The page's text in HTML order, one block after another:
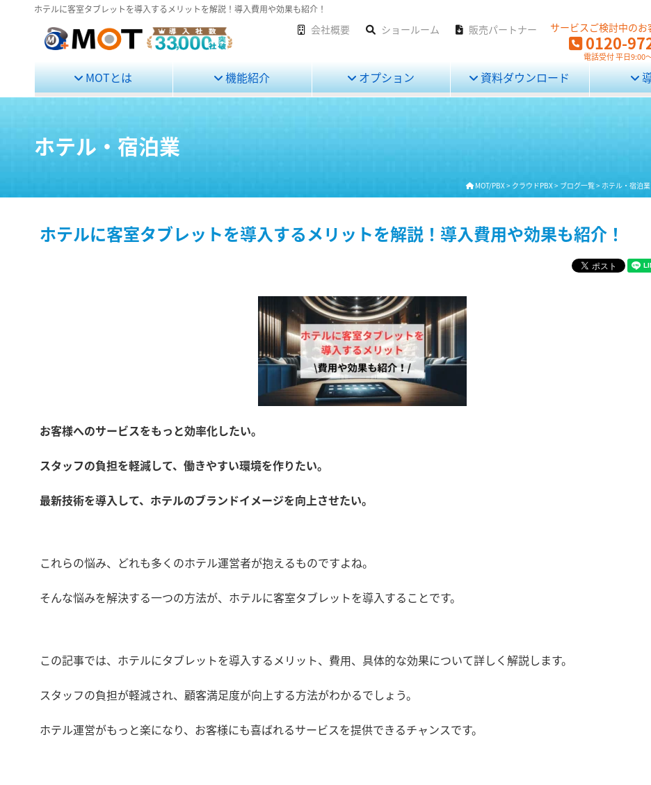
ホテルに客室タブレットを導入するメリットを解説！導入費用や効果も紹介！
会社概要 ショールーム 販売パートナー サービスご検討中のお
0120-
電話受付 平日9:00
MOTとは 機能紹介 オプション 資料ダウンロード
ホテル・宿泊業
MOT/PBX> クラウドPBX> ブログ一覧> ホテル・宿泊業
ホテルに客室タブレットを導入するメリットを解説！導入費用や効果も紹介！
お客様へのサービスをもっと効率化したい。
スタッフの負担を軽減して、働きやすい環境を作りたい。
最新技術を導入して、ホテルのブランドイメージを向上させたい。
これらの悩み、どれも多くのホテル運営者が抱えるものですよね。
そんな悩みを解決する一つの方法が、ホテルに客室タブレットを導入することです。
この記事では、ホテルにタブレットを導入するメリット、費用、具体的な効果について詳しく解説します。
スタッフの負担が軽減され、顧客満足度が向上する方法がわかるでしょう。
ホテル運営がもっと楽になり、お客様にも喜ばれるサービスを提供できるチャンスです。